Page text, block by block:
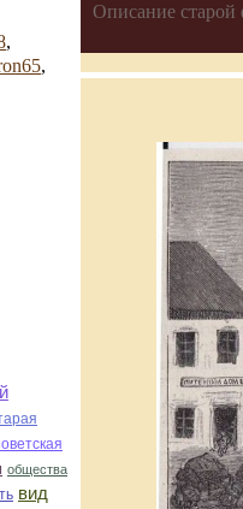
,
,
общества
вид
Описание старой